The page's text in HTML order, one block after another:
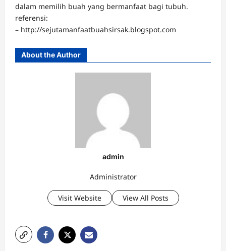
dalam memilih buah yang bermanfaat bagi tubuh.
referensi:
– http://sejutamanfaatbuahsirsak.blogspot.com
About the Author
admin
Administrator
Visit Website View All Posts